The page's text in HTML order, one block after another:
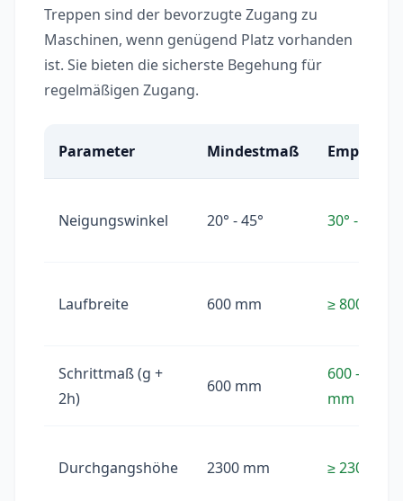
Treppen sind der bevorzugte Zugang zu
Maschinen, wenn genügend Platz vorhanden
ist. Sie bieten die sicherste Begehung für
regelmäßigen Zugang.
Parameter Mindestmaß
Neigungswinkel 20° - 45° 30° - 38°
Laufbreite 600 mm ≥ 800 mm
Schrittmaß (g +
2h)
600 mm
600 - 660
mm
Durchgangshöhe 2300 mm ≥ 2300 mm